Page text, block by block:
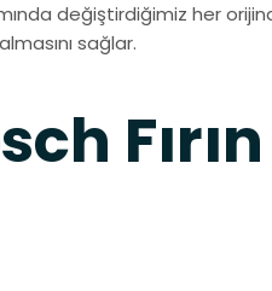
değiştirdiğimiz her
sağlar.